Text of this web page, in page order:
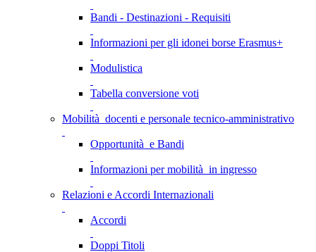
Bandi - Destinazioni - Requisiti
Informazioni per gli idonei borse Erasmus+
Modulistica
Tabella conversione voti
Mobilità docenti e personale tecnico-amministrativo
Opportunità e Bandi
Informazioni per mobilità in ingresso
Relazioni e Accordi Internazionali
Accordi
Doppi Titoli